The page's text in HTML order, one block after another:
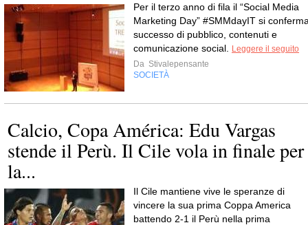
Per il terzo anno di fila il “Social Media
Marketing Day” #SMMdayIT si
successo di pubblico, contenuti e
comunicazione social.
Leggere il seguito
Da Stivalepensante
SOCIETÀ
Calcio, Copa América: Edu Vargas
stende il Perù. Il Cile vola in finale per
la...
Il Cile mantiene vive le speranze di
vincere la sua prima Coppa America
battendo 2-1 il Perù nella prima